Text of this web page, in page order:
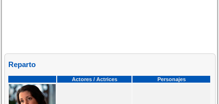
Reparto
Actores / Actrices Personajes